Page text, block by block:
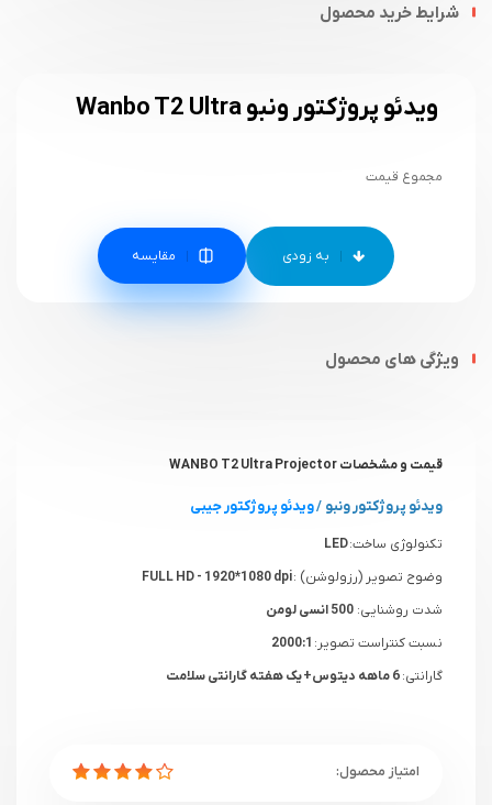
شرایط خرید محصول
ویدئو پروژکتور ونبو Wanbo T2 Ultra
مجموع قیمت
مقایسه
ویژگی های محصول
قیمت و مشخصاتWANBO T2 Ultra Projector
ویدئو پروژکتور ونبو /ویدئو پروژکتور جیبی
تکنولوژی ساخت:LED
وضوح تصویر (رزولوشن) :
شدت روشنایی: 500 انسی لومن
نسبت کنتراست تصویر:
گارانتی: